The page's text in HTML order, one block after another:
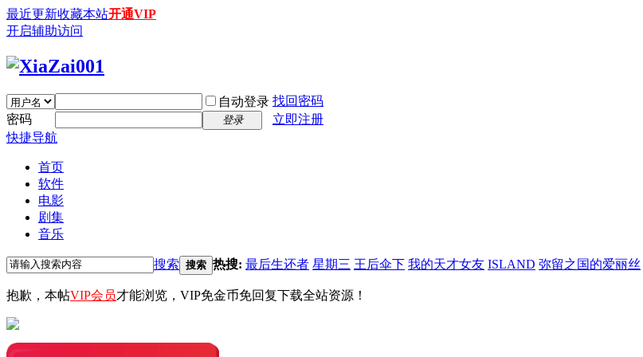
最近更新收藏本站开通VIP
开启辅助访问
自动登录 找回密码
密码
登录
立即注册
快捷导航
首页
软件
电影
剧集
音乐
搜索 搜索 热搜: 最后生还者 星期三 王后伞下 我的天才女友 ISLAND 弥留之国的爱丽丝
抱歉，本帖VIP会员才能浏览，VIP免金币免回复下载全站资源！